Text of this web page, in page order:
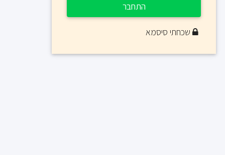
התחבר
שכחתי סיסמא